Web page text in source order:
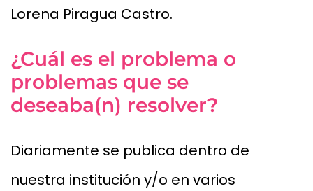
Lorena Piragua Castro.
¿Cuál es el problema o
problemas que se
deseaba(n) resolver?
Diariamente se publica dentro de
nuestra institución y/o en varios